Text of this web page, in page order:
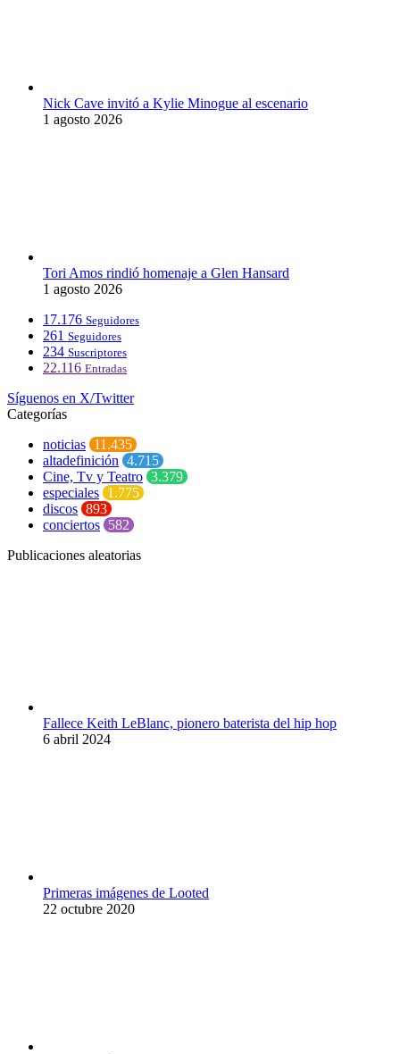
Nick Cave invitó a Kylie Minogue al escenario
1 agosto 2026
Tori Amos rindió homenaje a Glen Hansard
1 agosto 2026
17.176 Seguidores
261 Seguidores
234 Suscriptores
22.116 Entradas
Síguenos en X/Twitter
Categorías
noticias 11.435
altadefinición 4.715
Cine, Tv y Teatro 3.379
especiales 1.775
discos 893
conciertos 582
Publicaciones aleatorias
Fallece Keith LeBlanc, pionero baterista del hip hop
6 abril 2024
Primeras imágenes de Looted
22 octubre 2020